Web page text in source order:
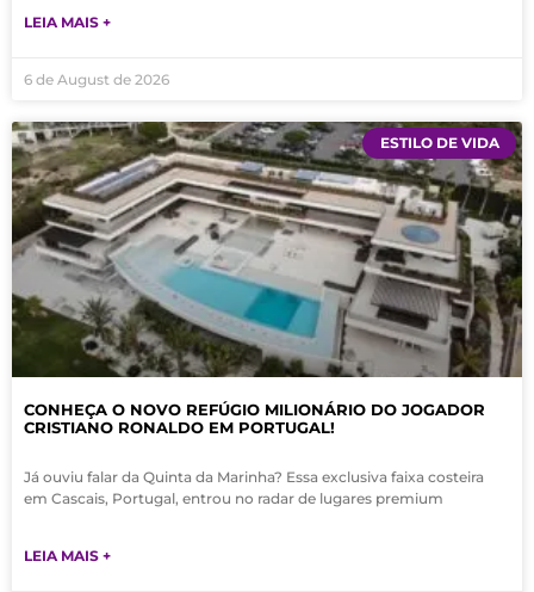
LEIA MAIS +
6 de August de 2026
ESTILO DE VIDA
CONHEÇA O NOVO REFÚGIO MILIONÁRIO DO JOGADOR
CRISTIANO RONALDO EM PORTUGAL!
Já ouviu falar da Quinta da Marinha? Essa exclusiva faixa costeira
em Cascais, Portugal, entrou no radar de lugares premium
LEIA MAIS +